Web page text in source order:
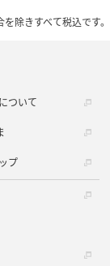
除きすべて税込です。
ついて
プ